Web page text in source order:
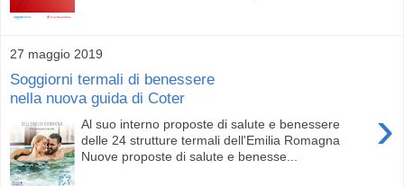
27 maggio 2019
Soggiorni termali di benessere
nella nuova guida di Coter
›
Al suo interno proposte di salute e benessere
delle 24 strutture termali dell'Emilia Romagna
Nuove proposte di salute e benesse...